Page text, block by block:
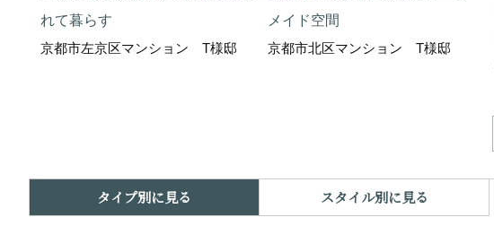
れて暮らす
京都市左京区マンション T様邸
メイド空間
京都市北区マンション T様邸
タイプ別に見る スタイル別に見る